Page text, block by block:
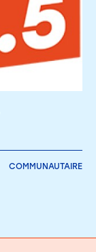
COMMUNAUTAIRE